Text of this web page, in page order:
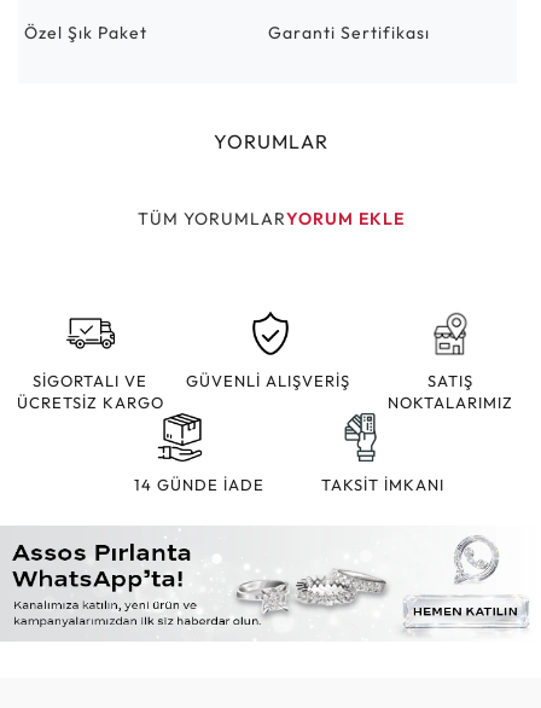
Özel Şık Paket Garanti Sertifikası
YORUMLAR
TÜM YORUMLARYORUM EKLE
SİGORTALI VE
ÜCRETSİZ KARGO
GÜVENLİ ALIŞVERİŞ
SATIŞ
NOKTALARIMIZ
14 GÜNDE İADE TAKSİT İMKANI